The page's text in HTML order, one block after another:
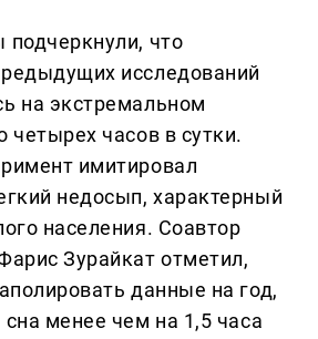
что
исследований
на экстремальном
четырех часов в сутки.
имитировал
недосып, характерный
населения. Соавтор
Зурайкат отметил,
данные на год,
менее чем на 1,5 часа